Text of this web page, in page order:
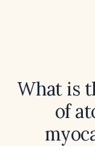
What is
of